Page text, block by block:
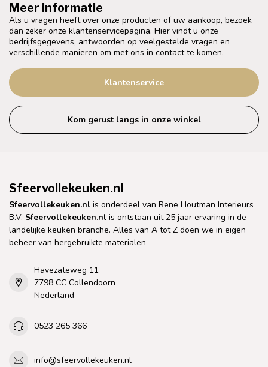
Meer informatie
Als u vragen heeft over onze producten of uw aankoop, bezoek
dan zeker onze klantenservicepagina. Hier vindt u onze
bedrijfsgegevens, antwoorden op veelgestelde vragen en
verschillende manieren om met ons in contact te komen.
Klantenservice
Kom gerust langs in onze winkel
Sfeervollekeuken.nl
Sfeervollekeuken.nl is onderdeel van Rene Houtman Interieurs
B.V. Sfeervollekeuken.nl is ontstaan uit 25 jaar ervaring in de
landelijke keuken branche. Alles van A tot Z doen we in eigen
beheer van hergebruikte materialen
Havezateweg 11
7798 CC Collendoorn
Nederland
0523 265 366
info@sfeervollekeuken.nl